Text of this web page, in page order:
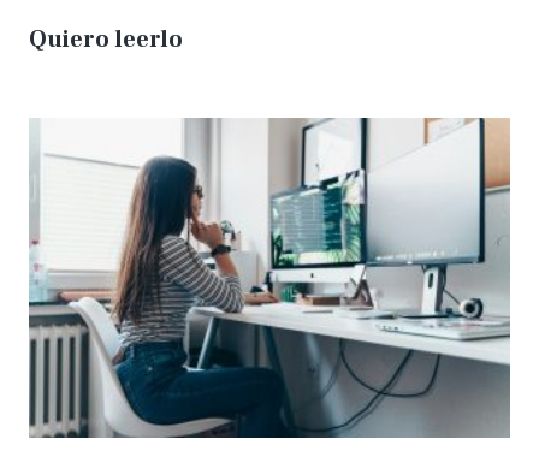
Quiero leerlo
imágenes
Windows
masivamente